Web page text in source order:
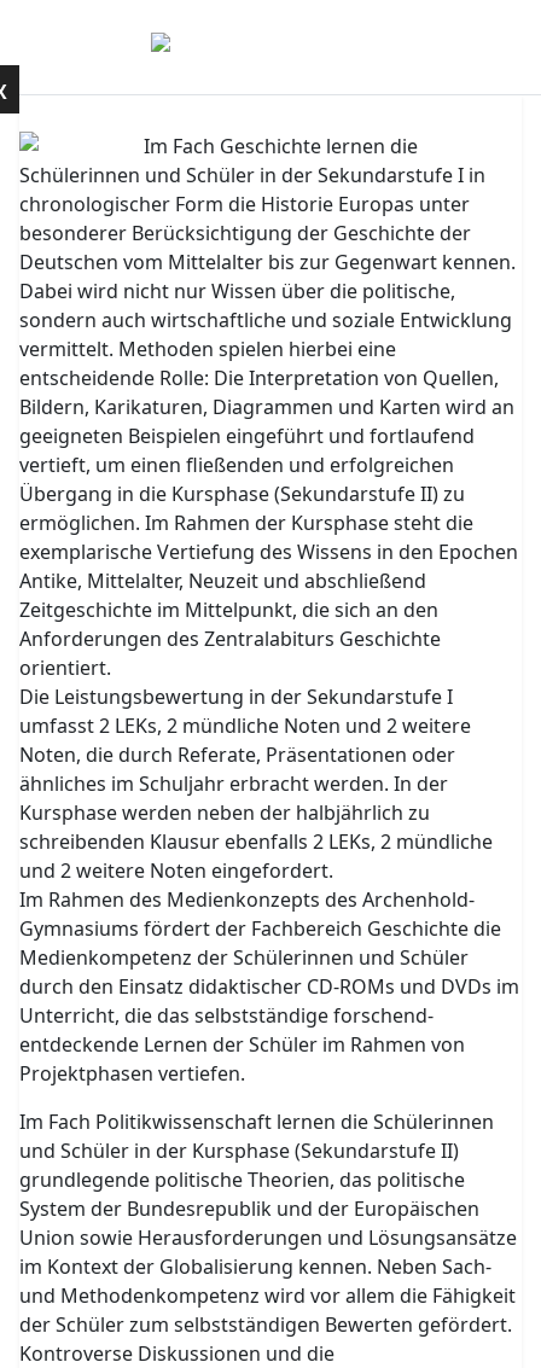
Mobile Menu Toggle
Im Fach Geschichte lernen die
Schülerinnen und Schüler in der Sekundarstufe I in
chronologischer Form die Historie Europas unter
besonderer Berücksichtigung der Geschichte der
Deutschen vom Mittelalter bis zur Gegenwart kennen.
Dabei wird nicht nur Wissen über die politische,
sondern auch wirtschaftliche und soziale Entwicklung
vermittelt. Methoden spielen hierbei eine
entscheidende Rolle: Die Interpretation von Quellen,
Bildern, Karikaturen, Diagrammen und Karten wird an
geeigneten Beispielen eingeführt und fortlaufend
vertieft, um einen fließenden und erfolgreichen
Übergang in die Kursphase (Sekundarstufe II) zu
ermöglichen. Im Rahmen der Kursphase steht die
exemplarische Vertiefung des Wissens in den Epochen
Antike, Mittelalter, Neuzeit und abschließend
Zeitgeschichte im Mittelpunkt, die sich an den
Anforderungen des Zentralabiturs Geschichte
orientiert.
Die Leistungsbewertung in der Sekundarstufe I
umfasst 2 LEKs, 2 mündliche Noten und 2 weitere
Noten, die durch Referate, Präsentationen oder
ähnliches im Schuljahr erbracht werden. In der
Kursphase werden neben der halbjährlich zu
schreibenden Klausur ebenfalls 2 LEKs, 2 mündliche
und 2 weitere Noten eingefordert.
Im Rahmen des Medienkonzepts des Archenhold-
Gymnasiums fördert der Fachbereich Geschichte die
Medienkompetenz der Schülerinnen und Schüler
durch den Einsatz didaktischer CD-ROMs und DVDs im
Unterricht, die das selbstständige forschend-
entdeckende Lernen der Schüler im Rahmen von
Projektphasen vertiefen.
Im Fach Politikwissenschaft lernen die Schülerinnen
und Schüler in der Kursphase (Sekundarstufe II)
grundlegende politische Theorien, das politische
System der Bundesrepublik und der Europäischen
Union sowie Herausforderungen und Lösungsansätze
im Kontext der Globalisierung kennen. Neben Sach-
und Methodenkompetenz wird vor allem die Fähigkeit
der Schüler zum selbstständigen Bewerten gefördert.
Kontroverse Diskussionen und die